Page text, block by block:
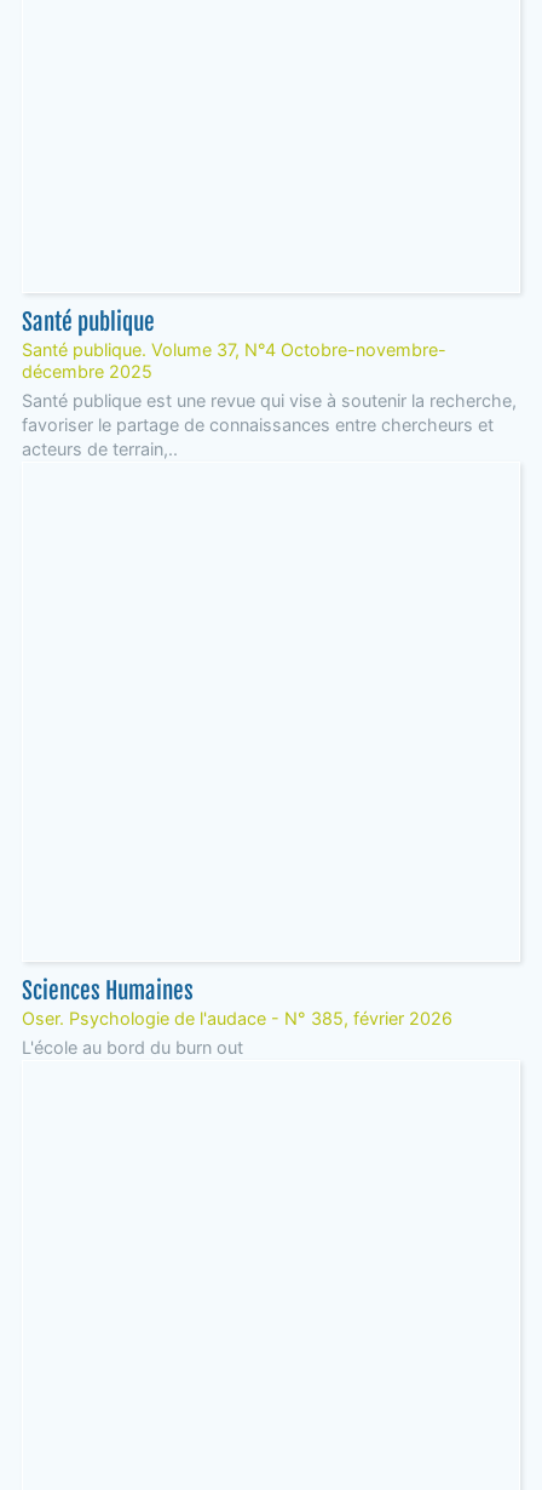
Santé publique
Santé publique. Volume 37, N°4 Octobre-novembre-
décembre 2025
Santé publique est une revue qui vise à soutenir la recherche,
favoriser le partage de connaissances entre chercheurs et
acteurs de terrain,..
Sciences Humaines
Oser. Psychologie de l'audace - N° 385, février 2026
L'école au bord du burn out